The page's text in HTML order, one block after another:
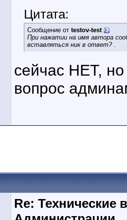
Цитата:
Сообщение от testov-test
При нажатии на имя автора
вставляться ник в ответ? .
сейчас НЕТ,
вопрос
Re: Технические